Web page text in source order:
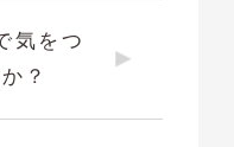
気をつ
？